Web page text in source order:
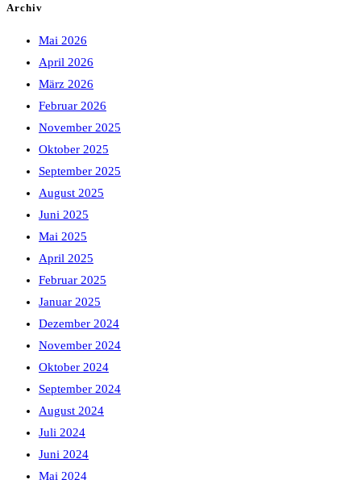
Archiv
Mai 2026
April 2026
März 2026
Februar 2026
November 2025
Oktober 2025
September 2025
August 2025
Juni 2025
Mai 2025
April 2025
Februar 2025
Januar 2025
Dezember 2024
November 2024
Oktober 2024
September 2024
August 2024
Juli 2024
Juni 2024
Mai 2024